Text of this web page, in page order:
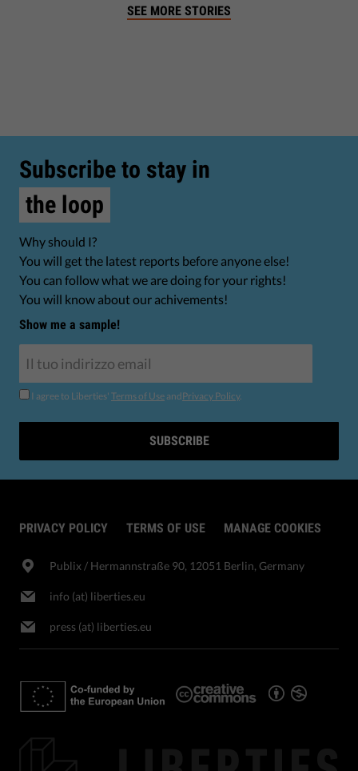
SEE MORE STORIES
Subscribe to stay in
the loop
Why should I?
You will get the latest reports before anyone else!
You can follow what we are doing for your rights!
You will know about our achivements!
Show me a sample!
I agree to Liberties' Terms of Use andPrivacy Policy.
SUBSCRIBE
PRIVACY POLICY TERMS OF USE MANAGE COOKIES
Publix​ / Hermannstraße 90, 12051 Berlin, Germany
info (at) liberties.eu
press (at) liberties.eu